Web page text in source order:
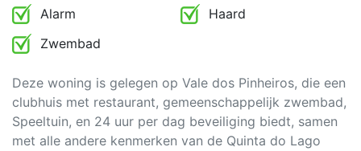
Alarm
Haard
Zwembad
Deze woning is gelegen op Vale dos Pinheiros, die een
clubhuis met restaurant, gemeenschappelijk zwembad,
Speeltuin, en 24 uur per dag beveiliging biedt, samen
met alle andere kenmerken van de Quinta do Lago